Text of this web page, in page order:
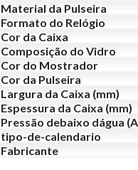
Material da Pulseira
Formato do Relógio
Cor da Caixa
Composição do Vidro
Cor do Mostrador
Cor da Pulseira
Largura da Caixa (mm)
Espessura da Caixa (mm)
Pressão debaixo dágua
tipo-de-calendario
Fabricante